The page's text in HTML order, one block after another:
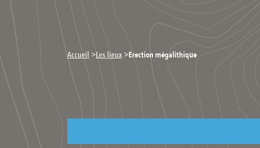
Accueil>Les lieux>Erection mégalithique